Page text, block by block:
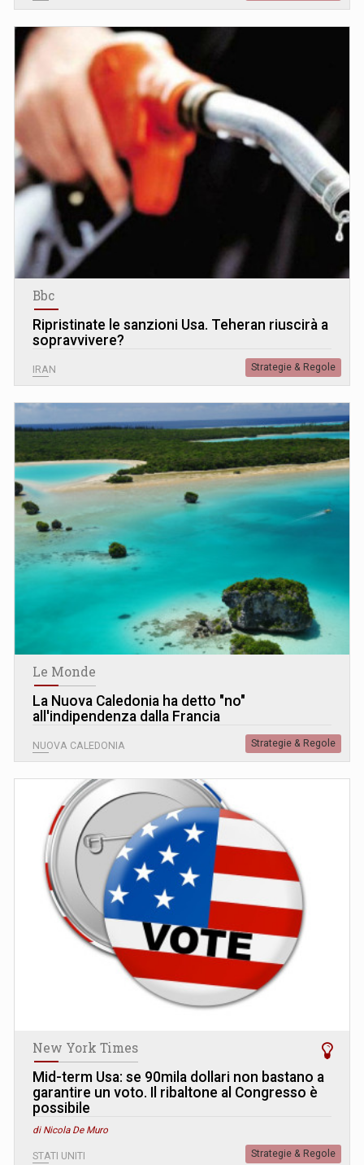
Bbc
Ripristinate le sanzioni Usa. Teheran riuscirà a
sopravvivere?
IRAN Strategie & Regole
Le Monde
La Nuova Caledonia ha detto "no"
all'indipendenza dalla Francia
NUOVA CALEDONIA Strategie & Regole
New York Times
Mid-term Usa: se 90mila dollari non bastano a
garantire un voto. Il ribaltone al Congresso è
possibile
di Nicola De Muro
STATI UNITI Strategie & Regole